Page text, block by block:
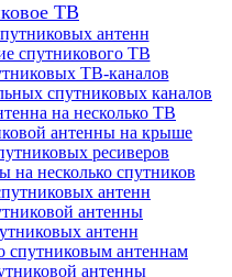
ТВ
антенн
спутникового ТВ
ТВ-каналов
спутниковых каналов
на несколько ТВ
антенны на крыше
ресиверов
на несколько спутников
антенн
антенны
антенн
спутниковым антеннам
антенны